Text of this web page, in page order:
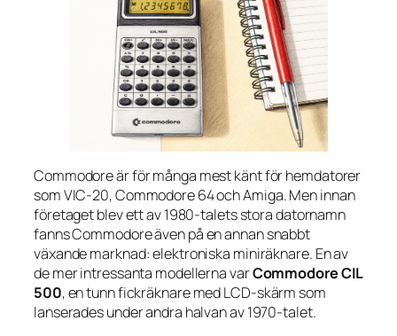
Commodore är för många mest känt för hemdatorer
som VIC-20, Commodore 64 och Amiga. Men innan
företaget blev ett av 1980-talets stora datornamn
fanns Commodore även på en annan snabbt
växande marknad: elektroniska miniräknare. En av
de mer intressanta modellerna varCommodore CIL
500, en tunn fickräknare med LCD-skärm som
lanserades under andra halvan av 1970-talet.